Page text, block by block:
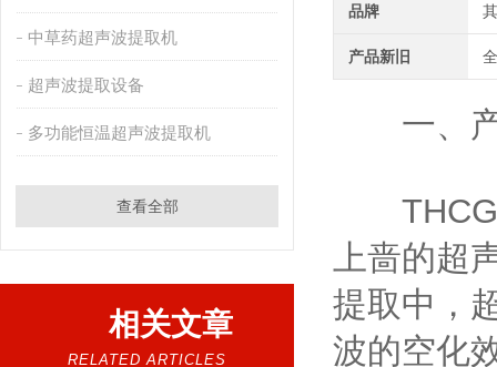
中草药超声波提取机
超声波提取设备
多功能恒温超声波提取机
查看全部
相关文章
RELATED ARTICLES
品牌
产品新旧
一、产
THCG
上啬的超
提取中，
波的空化